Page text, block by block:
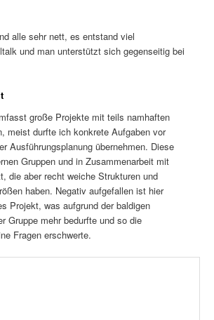
alle sehr nett, es entstand viel
und man unterstützt sich gegenseitig bei
große Projekte mit teils namhaften
meist durfte ich konkrete Aufgaben vor
Ausführungsplanung übernehmen. Diese
Gruppen und in Zusammenarbeit mit
die aber recht weiche Strukturen und
haben. Negativ aufgefallen ist hier
Projekt, was aufgrund der baldigen
Gruppe mehr bedurfte und so die
Fragen erschwerte.